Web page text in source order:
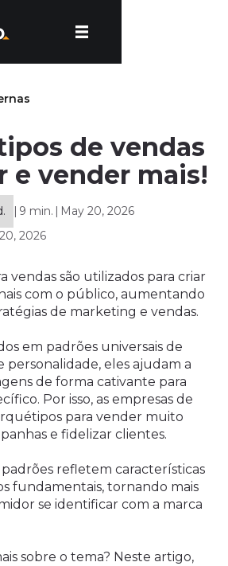
de vendas
e vender mais!
| 9 min. | May 20, 2026
2026
vendas são utilizados para criar
com o público, aumentando
de marketing e vendas.
em padrões universais de
eles ajudam a
de forma cativante para
Por isso, as empresas de
para vender muito
e fidelizar clientes.
padrões refletem características
fundamentais, tornando mais
se identificar com a marca
sobre o tema? Neste artigo,